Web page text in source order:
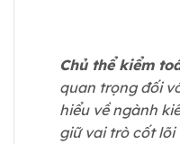
Chủ thể kiểm
quan trọng đối
hiểu về ngành
giữ vai trò cốt